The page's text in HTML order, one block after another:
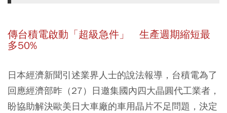
傳台積電啟動「超級急件」 生產週期縮短最
多50%
日本經濟新聞引述業界人士的說法報導，台積電為了
回應經濟部昨（27）日邀集國內四大晶圓代工業者，
盼協助解決歐美日大車廠的車用晶片不足問題，決定